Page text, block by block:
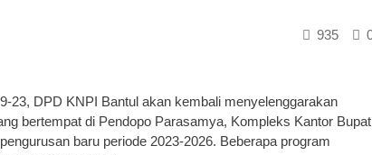
935
23, DPD KNPI Bantul akan kembali menyelenggarakan
bertempat di Pendopo Parasamya, Kompleks Kantor
baru periode 2023-2026. Beberapa program